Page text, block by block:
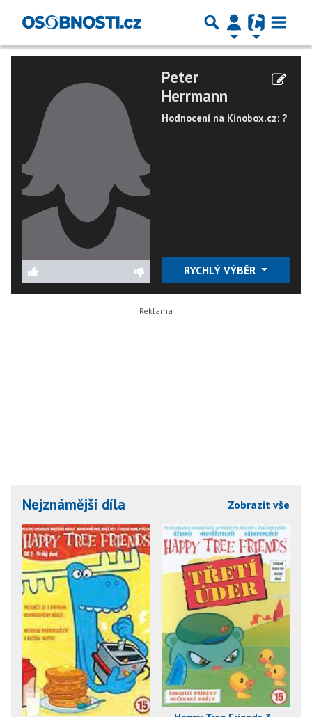
Peter
Herrmann
Hodnocení na Kinobox.cz: ?
RYCHLÝ VÝBĚR
Nejznámější díla Zobrazit vše